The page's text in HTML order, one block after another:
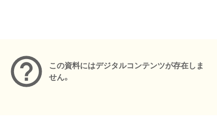
この資料にはデジタルコンテンツが存在しま
せん。